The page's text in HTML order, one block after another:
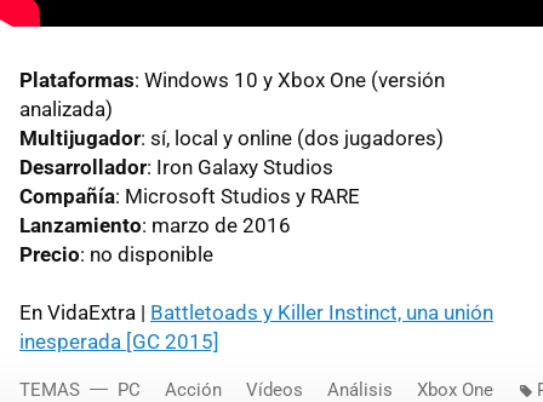
Plataformas: Windows 10 y Xbox One (versión
analizada)
Multijugador: sí, local y online (dos jugadores)
Desarrollador: Iron Galaxy Studios
Compañía: Microsoft Studios y RARE
Lanzamiento: marzo de 2016
Precio: no disponible
En VidaExtra | Battletoads y Killer Instinct, una unión
inesperada [GC 2015]
TEMAS PC Acción Vídeos Análisis Xbox One